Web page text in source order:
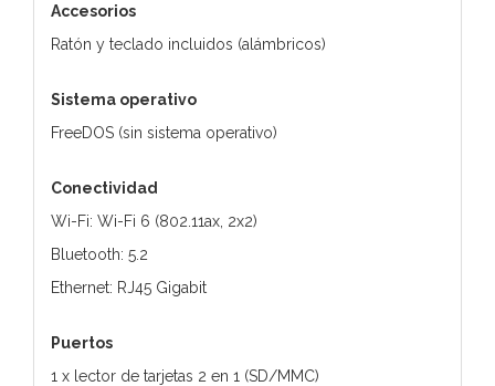
Accesorios
Ratón y teclado incluidos (alámbricos)
Sistema operativo
FreeDOS (sin sistema operativo)
Conectividad
Wi-Fi: Wi-Fi 6 (802.11ax, 2x2)
Bluetooth: 5.2
Ethernet: RJ45 Gigabit
Puertos
1 x lector de tarjetas 2 en 1 (SD/MMC)